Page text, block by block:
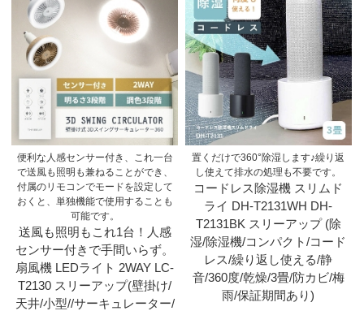
便利な人感センサー付き、これ一台
で送風も照明も兼ねることができ、
付属のリモコンでモードを設定して
おくと、単独機能で使用することも
可能です。
送風も照明もこれ1台！人感
センサー付きで手間いらず。
扇風機 LEDライト 2WAY LC-
T2130 スリーアップ(壁掛け/
天井/小型//サーキュレーター/
置くだけで360°除湿します♪繰り返
し使えて排水の処理も不要です。
コードレス除湿機 スリムド
ライ DH-T2131WH DH-
T2131BK スリーアップ (除
湿/除湿機/コンパクト/コード
レス/繰り返し使える/静
音/360度/乾燥/3畳/防カビ/梅
雨/保証期間あり)